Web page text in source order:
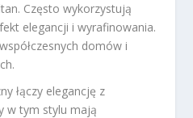
Często wykorzystują
elegancji i wyrafinowania.
domów i
łączy elegancję z
w tym stylu mają